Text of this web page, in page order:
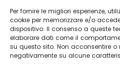
Per fornire le migliori esperienze,
cookie per memorizzare e/o
dispositivo. Il consenso a queste
elaborare dati come il
su questo sito. Non acconsentire
negativamente su alcune
i.it